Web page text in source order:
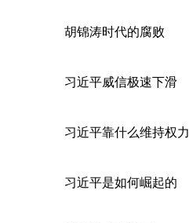
胡锦涛时代的腐败
习近平威信极速下滑
习近平靠什么维持权力
习近平是如何崛起的